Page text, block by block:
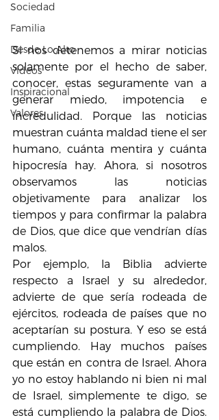
Sociedad
Familia
Desde Lo Alto
Videos
Inspiracional
Valores
Si nos detenemos a mirar noticias
solamente por el hecho de saber,
conocer, estas seguramente van a
generar miedo, impotencia e
incredulidad. Porque las noticias
muestran cuánta maldad tiene el ser
humano, cuánta mentira y cuánta
hipocresía hay. Ahora, si nosotros
observamos las noticias
objetivamente para analizar los
tiempos y para confirmar la palabra
de Dios, que dice que vendrían días
malos.
Por ejemplo, la Biblia advierte
respecto a Israel y su alrededor,
advierte de que sería rodeada de
ejércitos, rodeada de países que no
aceptarían su postura. Y eso se está
cumpliendo. Hay muchos países
que están en contra de Israel. Ahora
yo no estoy hablando ni bien ni mal
de Israel, simplemente te digo, se
está cumpliendo la palabra de Dios.